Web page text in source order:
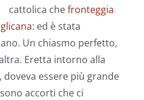
cattolica chefronteggia
: ed è stata
Un chiasmo perfetto,
Eretta intorno alla
essere più grande
accorti che ci